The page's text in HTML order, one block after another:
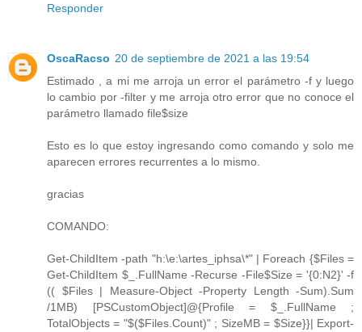
Responder
OscaRacso 20 de septiembre de 2021 a las 19:54
Estimado , a mi me arroja un error el parámetro -f y luego
lo cambio por -filter y me arroja otro error que no conoce el
parámetro llamado file$size
Esto es lo que estoy ingresando como comando y solo me
aparecen errores recurrentes a lo mismo.
gracias
COMANDO:
Get-ChildItem -path "h:\e:\artes_iphsa\*" | Foreach {$Files =
Get-ChildItem $_.FullName -Recurse -File$Size = '{0:N2}' -f
(( $Files | Measure-Object -Property Length -Sum).Sum
/1MB) [PSCustomObject]@{Profile = $_.FullName ;
TotalObjects = "$($Files.Count)" ; SizeMB = $Size}}| Export-